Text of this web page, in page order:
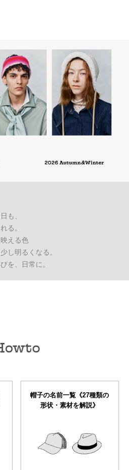
も、
る。
える色
し明るくなる。
を、日常に。
帽子の名前一覧《27種類の
形状・素材を解説》